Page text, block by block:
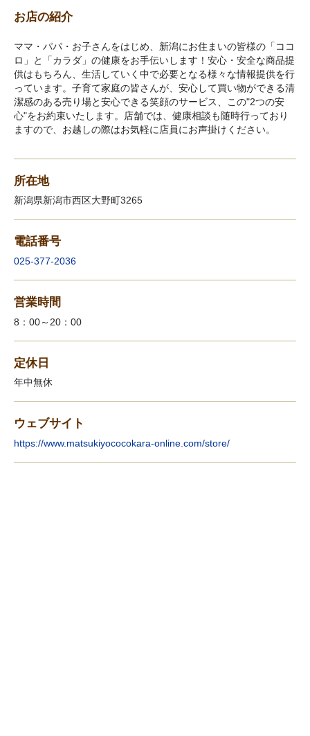
お店の紹介
ママ・パパ・お子さんをはじめ、新潟にお住まいの皆様の「ココ
ロ」と「カラダ」の健康をお手伝いします！安心・安全な商品提
供はもちろん、生活していく中で必要となる様々な情報提供を行
っています。子育て家庭の皆さんが、安心して買い物ができる清
潔感のある売り場と安心できる笑顔のサービス、この"2つの安
心"をお約束いたします。店舗では、健康相談も随時行っており
ますので、お越しの際はお気軽に店員にお声掛けください。
所在地
新潟県新潟市西区大野町3265
電話番号
025-377-2036
営業時間
8：00～20：00
定休日
年中無休
ウェブサイト
https://www.matsukiyococokara-online.com/store/